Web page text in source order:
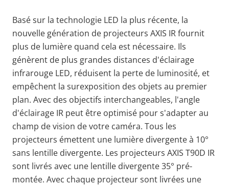
Basé sur la technologie LED la plus récente, la
nouvelle génération de projecteurs AXIS IR fournit
plus de lumière quand cela est nécessaire. Ils
génèrent de plus grandes distances d'éclairage
infrarouge LED, réduisent la perte de luminosité, et
empêchent la surexposition des objets au premier
plan. Avec des objectifs interchangeables, l'angle
d'éclairage IR peut être optimisé pour s'adapter au
champ de vision de votre caméra. Tous les
projecteurs émettent une lumière divergente à 10°
sans lentille divergente. Les projecteurs AXIS T90D IR
sont livrés avec une lentille divergente 35° pré-
montée. Avec chaque projecteur sont livrées une